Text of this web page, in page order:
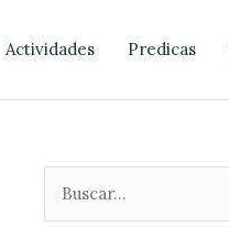
Actividades Predicas